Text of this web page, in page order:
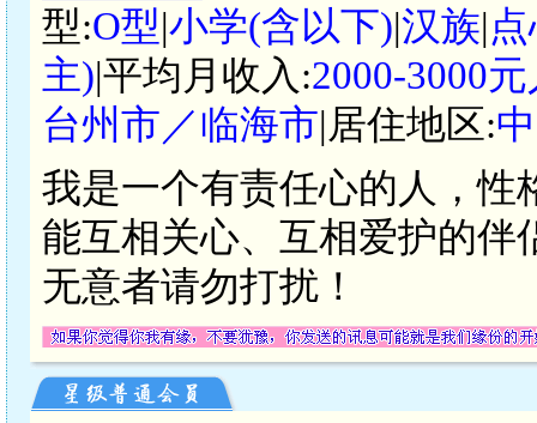
型:O型|小学(含以下)|汉族|
主)|平均月收入:2000-3000
台州市／临海市|居住地区:
我是一个有责任心的人，性
能互相关心、互相爱护的伴
无意者请勿打扰！